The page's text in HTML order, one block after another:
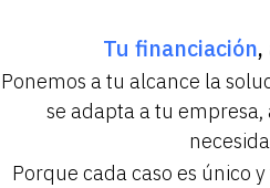
Tu financiación
Ponemos a tu alcance la
se adapta a tu
Porque cada caso es único